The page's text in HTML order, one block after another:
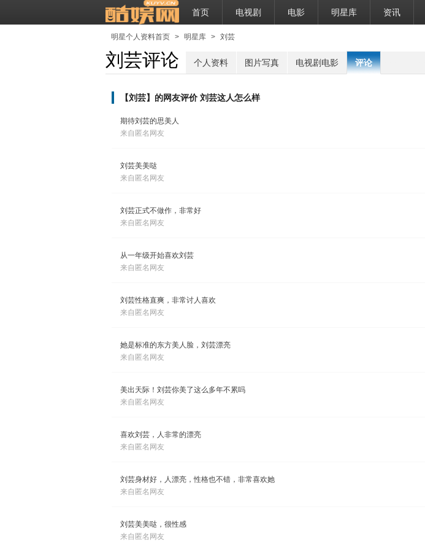
首页 电视剧 电影 明星库 资讯
明星个人资料首页 > 明星库 > 刘芸
刘芸评论 个人资料 图片写真 电视剧电影 评论
【刘芸】的网友评价 刘芸这人怎么样
期待刘芸的思美人
来自匿名网友
刘芸美美哒
来自匿名网友
刘芸正式不做作，非常好
来自匿名网友
从一年级开始喜欢刘芸
来自匿名网友
刘芸性格直爽，非常讨人喜欢
来自匿名网友
她是标准的东方美人脸，刘芸漂亮
来自匿名网友
美出天际！刘芸你美了这么多年不累吗
来自匿名网友
喜欢刘芸，人非常的漂亮
来自匿名网友
刘芸身材好，人漂亮，性格也不错，非常喜欢她
来自匿名网友
刘芸美美哒，很性感
来自匿名网友